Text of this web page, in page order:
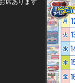
席あります